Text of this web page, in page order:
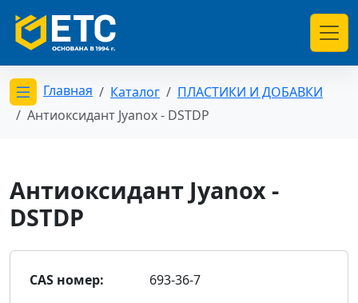
Открыть меню категорий
Главная Каталог
ПЛАСТИКИ И ДОБАВКИ
Антиоксидант Jyanox - DSTDP
Антиоксидант Jyanox -
DSTDP
CAS номер:
693-36-7